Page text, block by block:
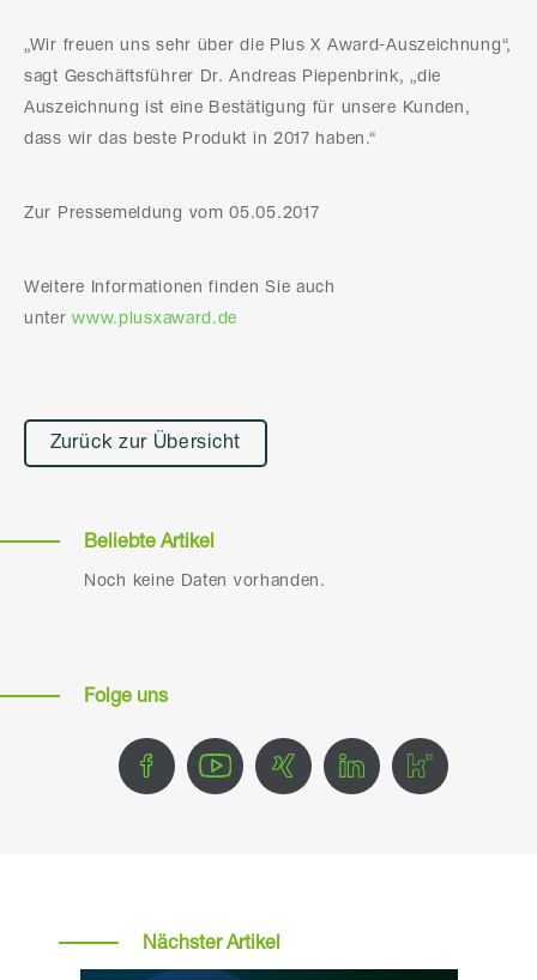
„Wir freuen uns sehr über die Plus X Award-Auszeichnung“,
sagt Geschäftsführer Dr. Andreas Piepenbrink, „die
Auszeichnung ist eine Bestätigung für unsere Kunden,
dass wir das beste Produkt in 2017 haben.“
Zur Pressemeldung vom 05.05.2017
Weitere Informationen finden Sie auch
unterwww.plusxaward.de
Zurück zur Übersicht
Beliebte Artikel
Noch keine Daten vorhanden.
Folge uns
Nächster Artikel